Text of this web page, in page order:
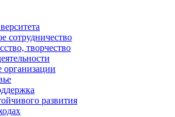
сотрудничество
творчество
развития